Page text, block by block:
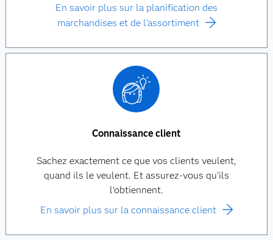
En savoir plus sur la planification des
marchandises et de l'assortiment
Connaissance client
Sachez exactement ce que vos clients veulent,
quand ils le veulent. Et assurez-vous qu'ils
l'obtiennent.
En savoir plus sur la connaissance client